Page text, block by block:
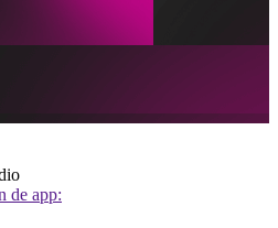
de app: